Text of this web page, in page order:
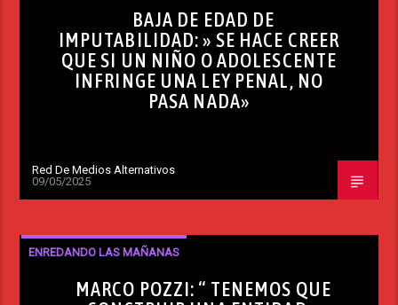
BAJA DE EDAD DE
IMPUTABILIDAD: » SE HACE CREER
QUE SI UN NIÑO O ADOLESCENTE
INFRINGE UNA LEY PENAL, NO
PASA NADA»
Red De Medios Alternativos
09/05/2025
ENREDANDO LAS MAÑANAS
MARCO POZZI: “ TENEMOS QUE